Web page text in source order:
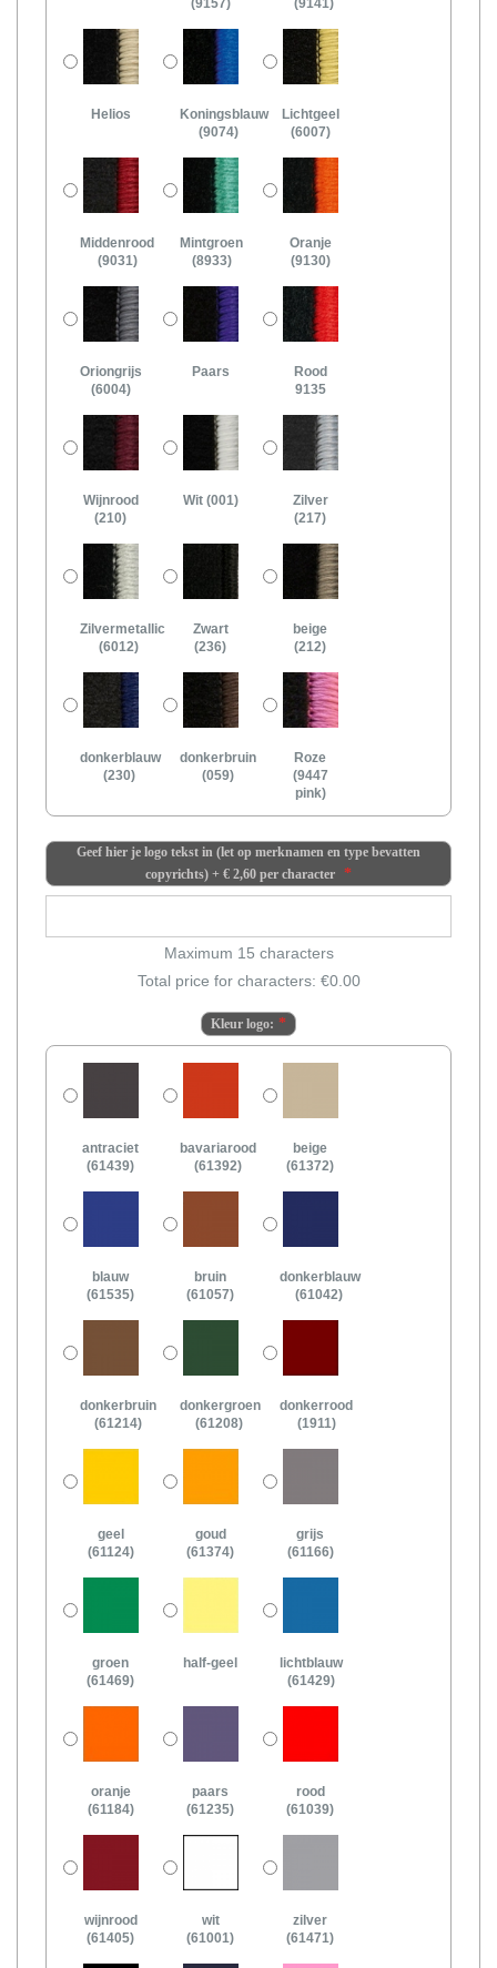
(9157) (9141)
Helios
Koningsblauw
(9074)
Lichtgeel
(6007)
Middenrood
(9031)
Mintgroen
(8933)
Oranje
(9130)
Oriongrijs
(6004)
Paars
Rood
9135
Wijnrood
(210)
Wit (001)
Zilver
(217)
Zilvermetallic
(6012)
Zwart
(236)
beige
(212)
donkerblauw
(230)
donkerbruin
(059)
Roze
(9447
pink)
Geef hier je logo tekst in (let op merknamen en type bevatten
copyrichts) + € 2,60 per character
Maximum 15 characters
Total price for characters: €0.00
Kleur logo:
antraciet
(61439)
bavariarood
(61392)
beige
(61372)
blauw
(61535)
bruin
(61057)
donkerblauw
(61042)
donkerbruin
(61214)
donkergroen
(61208)
donkerrood
(1911)
geel
(61124)
goud
(61374)
grijs
(61166)
groen
(61469)
half-geel
lichtblauw
(61429)
oranje
(61184)
paars
(61235)
rood
(61039)
wijnrood
(61405)
wit
(61001)
zilver
(61471)